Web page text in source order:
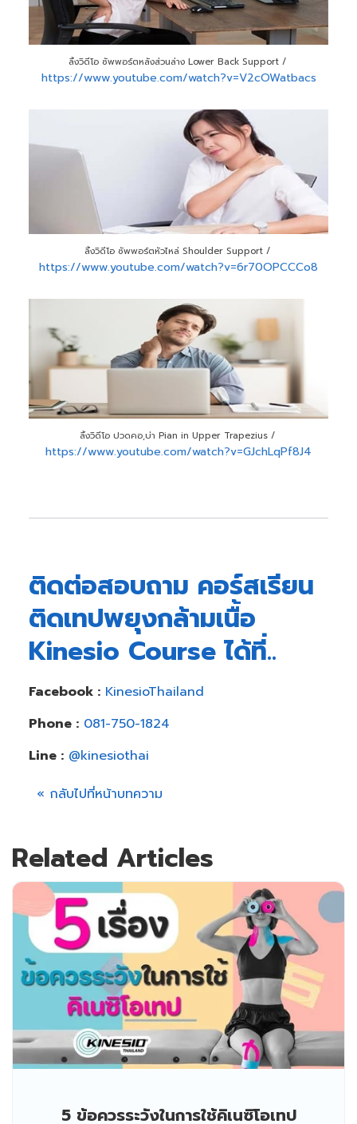
ลิ้งวิดีโอ ซัพพอร์ตหลังส่วนล่าง Lower Back Support /
https://www.youtube.com/watch?v=V2cOWatbacs
ลิ้งวิดีโอ ซัพพอร์ตหัวไหล่ Shoulder Support /
https://www.youtube.com/watch?v=6r70OPCCCo8
ลิ้งวิดีโอ ปวดคอ,บ่า Pian in Upper Trapezius /
https://www.youtube.com/watch?v=GJchLqPf8J4
ติดต่อสอบถาม คอร์สเรียน
ติดเทปพยุงกล้ามเนื้อ
Kinesio Course ได้ที่..
Facebook : KinesioThailand
Phone : 081-750-1824
Line : @kinesiothai
« กลับไปที่หน้าบทความ
Related Articles
5 ข้อควรระวังในการใช้คิเนซิโอเทป